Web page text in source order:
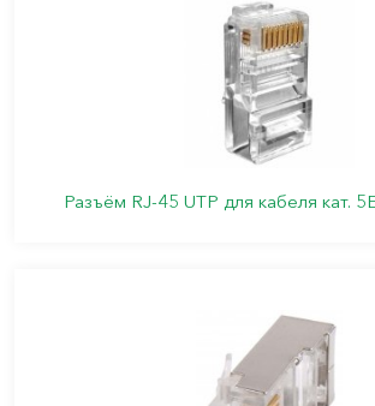
Разъём RJ-45 UTP для кабеля кат.